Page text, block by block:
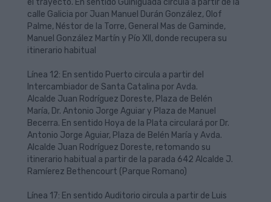
el trayecto. En sentido Guiniguada circula a partir de la
calle Galicia por Juan Manuel Durán González, Olof
Palme, Néstor de la Torre, General Mas de Gaminde,
Manuel González Martín y Pío XII, donde recupera su
itinerario habitual
Línea 12: En sentido Puerto circula a partir del
Intercambiador de Santa Catalina por Avda.
Alcalde Juan Rodríguez Doreste, Plaza de Belén
María, Dr. Antonio Jorge Aguiar y Plaza de Manuel
Becerra. En sentido Hoya de la Plata circulará por Dr.
Antonio Jorge Aguiar, Plaza de Belén María y Avda.
Alcalde Juan Rodríguez Doreste, retomando su
itinerario habitual a partir de la parada 642 Alcalde J.
Ramíerez Bethencourt (Parque Romano)
Línea 17: En sentido Auditorio circula a partir de Luis